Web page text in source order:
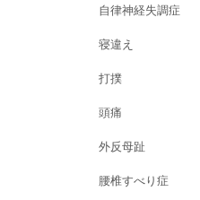
自律神経失調症
寝違え
打撲
頭痛
外反母趾
腰椎すべり症